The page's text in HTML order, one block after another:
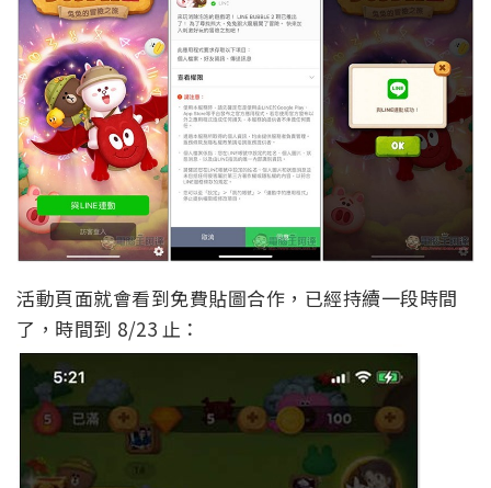
活動頁面就會看到免費貼圖合作，已經持續一段時間
了，時間到 8/23 止：